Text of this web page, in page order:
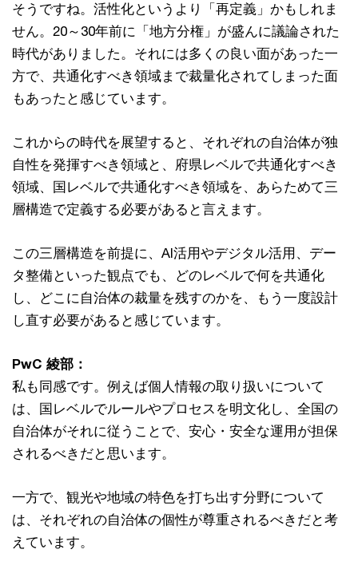
そうですね。活性化というより「再定義」かもしれま
せん。20～30年前に「地方分権」が盛んに議論された
時代がありました。それには多くの良い面があった一
方で、共通化すべき領域まで裁量化されてしまった面
もあったと感じています。
これからの時代を展望すると、それぞれの自治体が独
自性を発揮すべき領域と、府県レベルで共通化すべき
領域、国レベルで共通化すべき領域を、あらためて三
層構造で定義する必要があると言えます。
この三層構造を前提に、AI活用やデジタル活用、デー
タ整備といった観点でも、どのレベルで何を共通化
し、どこに自治体の裁量を残すのかを、もう一度設計
し直す必要があると感じています。
PwC 綾部：
私も同感です。例えば個人情報の取り扱いについて
は、国レベルでルールやプロセスを明文化し、全国の
自治体がそれに従うことで、安心・安全な運用が担保
されるべきだと思います。
一方で、観光や地域の特色を打ち出す分野について
は、それぞれの自治体の個性が尊重されるべきだと考
えています。